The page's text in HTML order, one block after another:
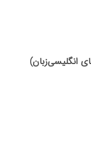
انگلیسی‌زبان)